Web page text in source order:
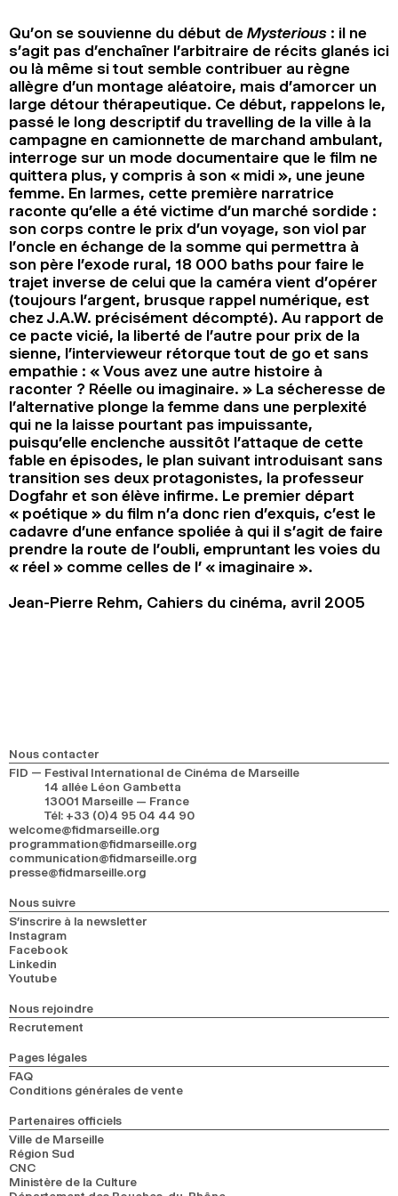
RECHERCHE
Qu’on se souvienne du début de Mysterious : il ne
s’agit pas d’enchaîner l’arbitraire de récits glanés ici
ou là même si tout semble contribuer au règne
allègre d’un montage aléatoire, mais d’amorcer un
large détour thérapeutique. Ce début, rappelons le,
passé le long descriptif du travelling de la ville à la
campagne en camionnette de marchand ambulant,
interroge sur un mode documentaire que le film ne
quittera plus, y compris à son « midi », une jeune
femme. En larmes, cette première narratrice
raconte qu’elle a été victime d’un marché sordide :
son corps contre le prix d’un voyage, son viol par
l’oncle en échange de la somme qui permettra à
son père l’exode rural, 18 000 baths pour faire le
trajet inverse de celui que la caméra vient d’opérer
(toujours l’argent, brusque rappel numérique, est
chez J.A.W. précisément décompté). Au rapport de
ce pacte vicié, la liberté de l’autre pour prix de la
sienne, l’intervieweur rétorque tout de go et sans
empathie : « Vous avez une autre histoire à
raconter ? Réelle ou imaginaire. » La sécheresse de
l’alternative plonge la femme dans une perplexité
qui ne la laisse pourtant pas impuissante,
puisqu’elle enclenche aussitôt l’attaque de cette
fable en épisodes, le plan suivant introduisant sans
transition ses deux protagonistes, la professeur
Dogfahr et son élève infirme. Le premier départ
« poétique » du film n’a donc rien d’exquis, c’est le
cadavre d’une enfance spoliée à qui il s’agit de faire
prendre la route de l’oubli, empruntant les voies du
« réel » comme celles de l’ « imaginaire ».
Jean-Pierre Rehm, Cahiers du cinéma, avril 2005
Nous contacter
FID — Festival International de Cinéma de Marseille
14 allée Léon Gambetta
13001 Marseille — France
Tél: +33 (0)4 95 04 44 90
welcome@fidmarseille.org
programmation@fidmarseille.org
communication@fidmarseille.org
presse@fidmarseille.org
Nous suivre
S’inscrire à la newsletter
Instagram
Facebook
Linkedin
Youtube
Nous rejoindre
Recrutement
Pages légales
FAQ
Conditions générales de vente
Partenaires officiels
Ville de Marseille
Région Sud
CNC
Ministère de la Culture